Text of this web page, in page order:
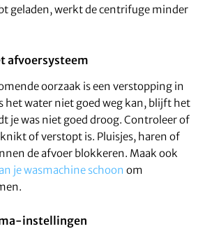
geladen, werkt de centrifuge minder
afvoersysteem
oorzaak is een verstopping in
het water niet goed weg kan, blijft het
je was niet goed droog. Controleer of
of verstopt is. Pluisjes, haren of
de afvoer blokkeren. Maak ook
je wasmachine schoon om
instellingen